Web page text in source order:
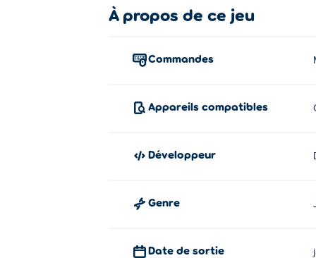
Qui a créé My Kitten Home ?
Vous pouvez jouer à My Kitten Home
My Kitten Home peut être joué sur votre
À propos de ce jeu
Commandes
Appareils compatibles
Développeur
Genre
Date de sortie